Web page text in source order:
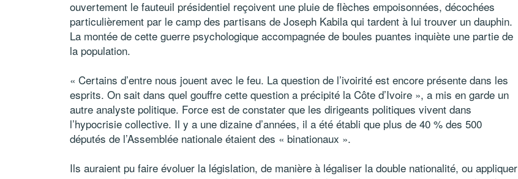
ouvertement le fauteuil présidentiel reçoivent une pluie de flèches empoisonnées, décochées
particulièrement par le camp des partisans de Joseph Kabila qui tardent à lui trouver un dauphin.
La montée de cette guerre psychologique accompagnée de boules puantes inquiète une partie de
la population.
« Certains d’entre nous jouent avec le feu. La question de l’ivoirité est encore présente dans les
esprits. On sait dans quel gouffre cette question a précipité la Côte d’Ivoire », a mis en garde un
autre analyste politique. Force est de constater que les dirigeants politiques vivent dans
l’hypocrisie collective. Il y a une dizaine d’années, il a été établi que plus de 40 % des 500
députés de l’Assemblée nationale étaient des « binationaux ».
Ils auraient pu faire évoluer la législation, de manière à légaliser la double nationalité, ou appliquer